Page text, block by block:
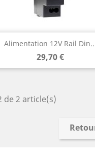
Alimentation 12V Rail
Prix
29,70 €
de 2 article(s)